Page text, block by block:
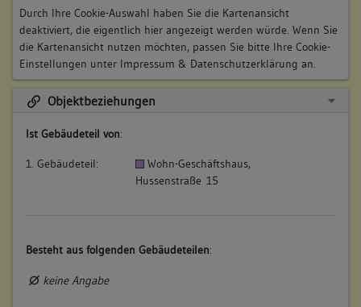
Durch Ihre Cookie-Auswahl haben Sie die Kartenansicht
deaktiviert, die eigentlich hier angezeigt werden würde. Wenn Sie
die Kartenansicht nutzen möchten, passen Sie bitte Ihre Cookie-
Einstellungen unter Impressum & Datenschutzerklärung an.
Objektbeziehungen
Ist Gebäudeteil von:
1. Gebäudeteil:
Wohn-Geschäftshaus,
Hussenstraße 15
Besteht aus folgenden Gebäudeteilen:
keine Angabe